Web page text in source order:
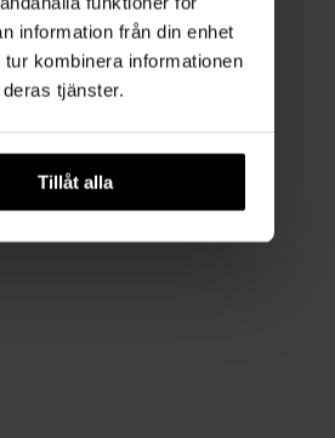
information från din enhet
kombinera informationen
tjänster.
Tillåt alla